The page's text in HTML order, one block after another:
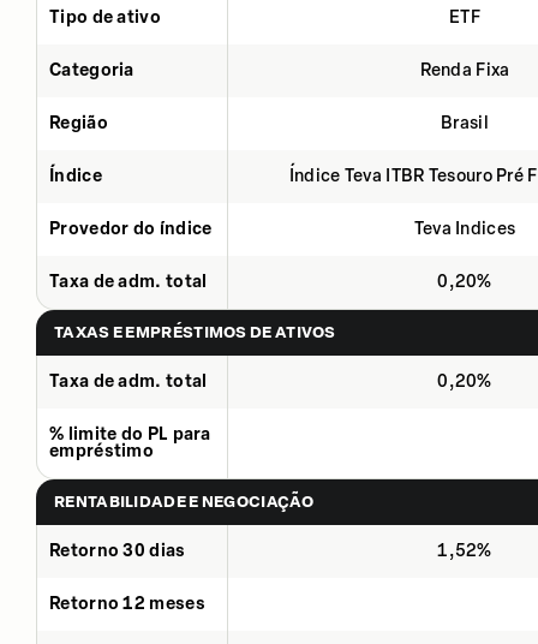
Tipo de ativo ETF
Categoria Renda Fixa
Região Brasil
Índice Índice Teva ITBR Tesouro Pré
Provedor do índice Teva Indices
Taxa de adm. total 0,20%
TAXAS E EMPRÉSTIMOS DE ATIVOS
Taxa de adm. total 0,20%
% limite do PL para
empréstimo
RENTABILIDADE E NEGOCIAÇÃO
Retorno 30 dias 1,52%
Retorno 12 meses